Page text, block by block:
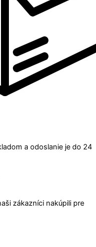
a odoslanie je do 24
zákazníci nakúpili pre